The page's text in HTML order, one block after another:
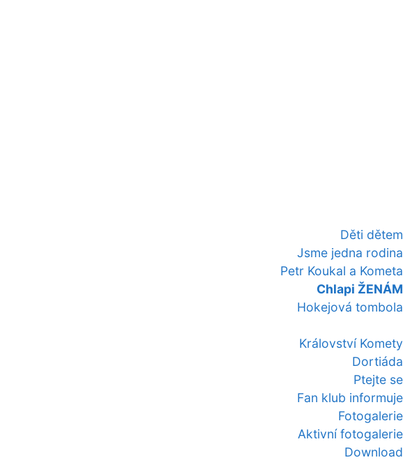
Děti dětem
Jsme jedna rodina
Petr Koukal a Kometa
Chlapi ŽENÁM
Hokejová tombola
Království Komety
Dortiáda
Ptejte se
Fan klub informuje
Fotogalerie
Aktivní fotogalerie
Download